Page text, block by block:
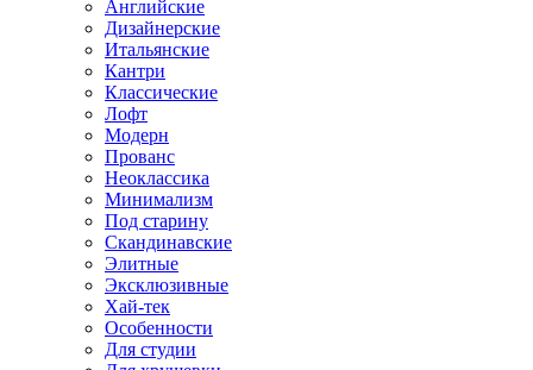
Английские
Дизайнерские
Итальянские
Кантри
Классические
Лофт
Модерн
Прованс
Неоклассика
Минимализм
Под старину
Скандинавские
Элитные
Эксклюзивные
Хай-тек
Особенности
Для студии